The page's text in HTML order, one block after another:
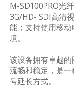
M-SD100PRO光
3G/HD- SDI高清
能；支持使用移
境。
该设备拥有卓越
流畅和稳定，是
号延长方式。